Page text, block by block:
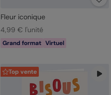
Fleur iconique
4,99 € l'unité
Grand format Virtuel
Top vente